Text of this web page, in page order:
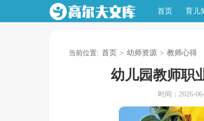
首页 育儿
当前位置: 首页 > 幼师资源 > 教师心得
幼儿园教师职
时间：2026-